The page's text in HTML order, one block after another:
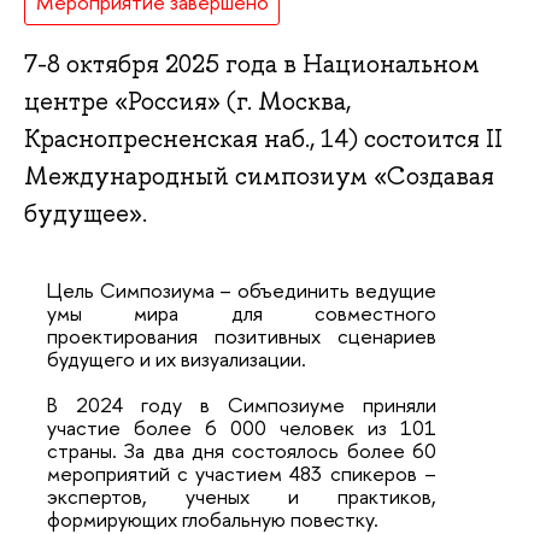
7-8 октября 2025 года в Национальном
центре «Россия» (г. Москва,
Краснопресненская наб., 14) состоится II
Международный симпозиум «Создавая
будущее».
Цель Симпозиума – объединить ведущие
умы мира для совместного
проектирования позитивных сценариев
будущего и их визуализации.
В 2024 году в Симпозиуме приняли
участие более 6 000 человек из 101
страны. За два дня состоялось более 60
мероприятий с участием 483 спикеров –
экспертов, ученых и практиков,
формирующих глобальную повестку.